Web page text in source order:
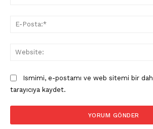
Ismimi, e-postamı ve web sitemi bir
tarayıcıya kaydet.